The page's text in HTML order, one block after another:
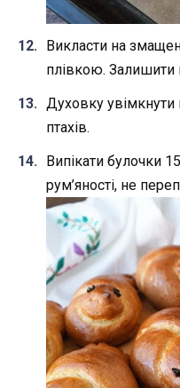
Викласти на
плівкою. Залишити
Духовку увімкнути
птахів.
Випікати булочки
рум’яності, не